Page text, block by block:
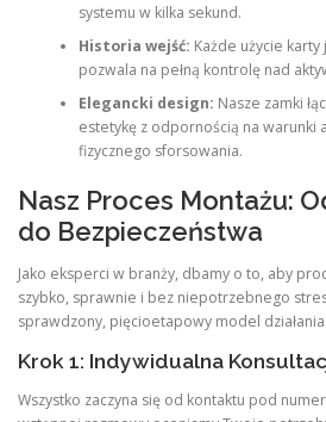
systemu w kilka sekund.
Historia wejść: Każde użycie
pozwala na pełną kontrolę nad
Elegancki design: Nasze zamki
estetykę z odpornością na warunki
fizycznego sforsowania.
Nasz Proces Montażu:
do Bezpieczeństwa
Jako eksperci w branży, dbamy o to, aby
szybko, sprawnie i bez niepotrzebnego
sprawdzony, pięcioetapowy model działania:
Krok 1: Indywidualna
Wszystko zaczyna się od kontaktu pod